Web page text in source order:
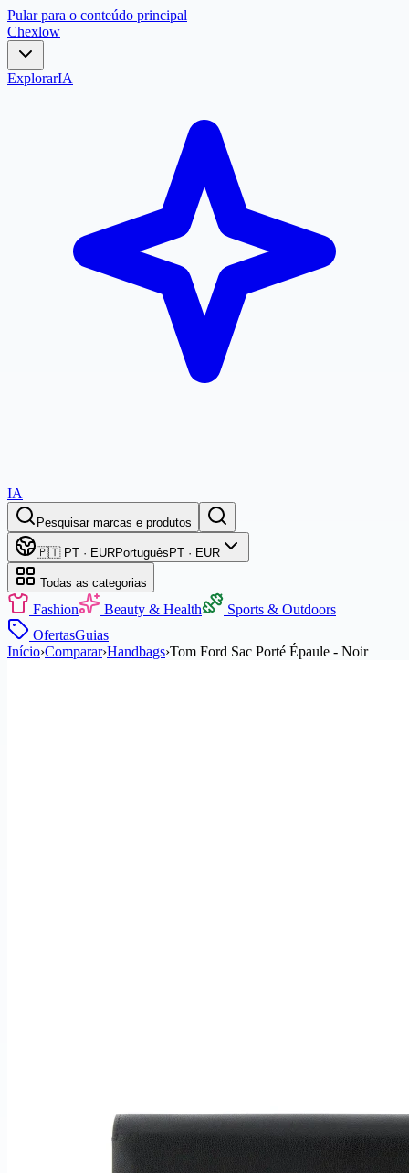
Pular para o conteúdo principal
Chexlow
ExplorarIA
IA
Pesquisar marcas e produtos
🇵🇹 PT · EURPortuguês PT · EUR
Todas as categorias
Fashion Beauty & Health
Sports & Outdoors
OfertasGuias
Início›Comparar›Handbags›Tom Ford Sac Porté Épaule - Noir